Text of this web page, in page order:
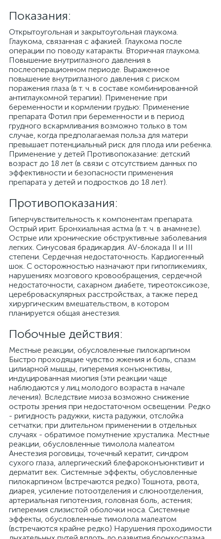
Показания:
Открытоугольная и закрытоугольная глаукома.
Глаукома, связанная с афакией. Глаукома после
операции по поводу катаракты. Вторичная глаукома.
Повышение внутриглазного давления в
послеоперационном периоде. Выраженное
повышение внутриглазного давления с риском
поражения глаза (в т. ч. в составе комбинированной
антиглаукомной терапии). Применение при
беременности и кормлении грудью: Применение
препарата Фотил при беременности и в период
грудного вскармливания возможно только в том
случае, когда предполагаемая польза для матери
превышает потенциальный риск для плода или ребенка.
Применение у детей Противопоказание: детский
возраст до 18 лет (в связи с отсутствием данных по
эффективности и безопасности применения
препарата у детей и подростков до 18 лет).
Противопоказания:
Гиперчувствительность к компонентам препарата.
Острый ирит. Бронхиальная астма (в т. ч. в анамнезе).
Острые или хронические обструктивные заболевания
легких. Синусовая брадикардия. AV-блокада II и III
степени. Сердечная недостаточность. Кардиогенный
шок. С осторожностью назначают при гипогликемиях,
нарушениях мозгового кровообращения, сердечной
недостаточности, сахарном диабете, тиреотоксикозе,
цереброваскулярных расстройствах, а также перед
хирургическим вмешательством, в котором
планируется общая анестезия.
Побочные действия:
Местные реакции, обусловленные пилокарпином
Быстро проходящие чувство жжения и боль, спазм
цилиарной мышцы, гиперемия конъюнктивы,
индуцированная миопия (эти реакции чаще
наблюдаются у лиц молодого возраста в начале
лечения). Вследствие миоза возможно снижение
остроты зрения при недостаточном освещении. Редко
- ригидность радужки, киста радужки, отслойка
сетчатки; при длительном применении в отдельных
случаях - обратимое помутнение хрусталика. Местные
реакции, обусловленные тимолола малеатом
Анестезия роговицы, точечный кератит, синдром
сухого глаза, аллергический блефароконъюнктивит и
дерматит век. Системные эффекты, обусловленные
пилокарпином (встречаются редко) Тошнота, рвота,
диарея, усиление потоотделения и слюноотделения,
артериальная гипотензия, головная боль, астения;
гиперемия слизистой оболочки носа. Системные
эффекты, обусловленные тимолола малеатом
(встречаются крайне редко) Нарушения проходимости